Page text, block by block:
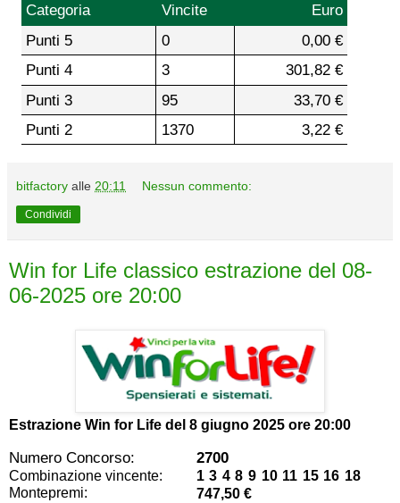
Categoria Vincite
Euro
Punti 5
0
0,00 €
Punti 4
3
301,82 €
Punti 3
95
33,70 €
Punti 2
1370 3,22 €
bitfactory alle 20:11 Nessun commento:
Condividi
Win for Life classico estrazione del 08-
06-2025 ore 20:00
Estrazione Win for Life del 8 giugno 2025 ore 20:00
Numero Concorso: 2700
Combinazione vincente:
1 3 4 8 9 10 11 15 16 18
Montepremi:
747,50 €